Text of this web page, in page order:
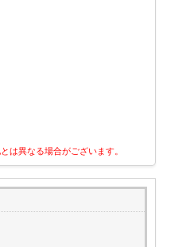
は異なる場合がございます。